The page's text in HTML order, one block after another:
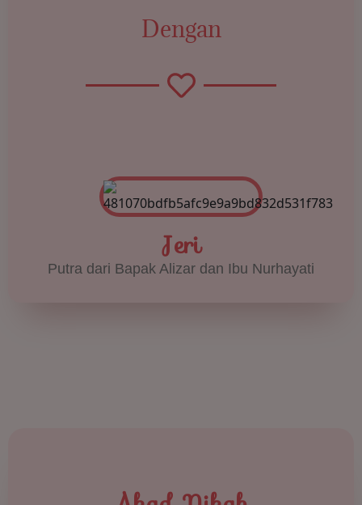
Dengan
Jeri
Putra dari Bapak Alizar dan Ibu Nurhayati